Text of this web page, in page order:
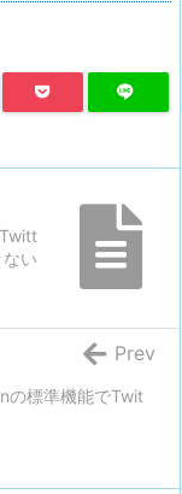
い
の標準機能でTwit
Prev